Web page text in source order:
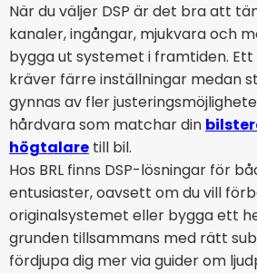
När du väljer DSP är det bra att
kanaler, ingångar, mjukvara och
bygga ut systemet i framtiden.
kräver färre inställningar medan
gynnas av fler
hårdvara som matchar din
högtalare till bil.
Hos BRL finns DSP-lösningar för
entusiaster, oavsett om du vill
originalsystemet eller bygga ett
grunden tillsammans med rätt
fördjupa dig mer via guider om